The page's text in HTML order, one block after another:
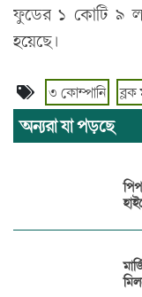
ফুডের ১ কোটি ৯
হয়েছে।
৩ কোম্পানি ব্লক
অন্যরা যা পড়ছে